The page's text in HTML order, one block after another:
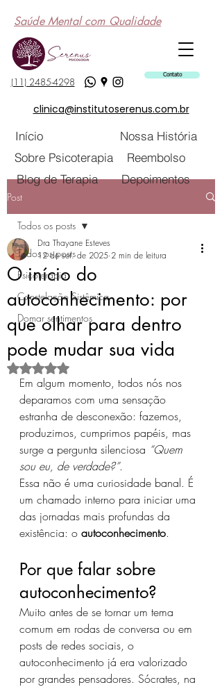
Saúde Mental com Qualidade
(11) 2485-4298
Contato
clinica@institutoserenus.com.br
Início
Sobre Psicoterapia
Blog de Terapia
Nossa História
Reembolso
Depoimentos
Post
Todos os posts
Psicoterapia
Constelação Sistêmica
Domar sentimentos
Todos os posts
O início do
autoconhecimento: por
que olhar para dentro
pode mudar sua vida
Dra Thayane Esteves
12 de set. de 2025 2 min de leitura
Avaliado com NaN de 5 estrelas.
Em algum momento, todos nós nos
deparamos com uma sensação
estranha de desconexão: fazemos,
produzimos, cumprimos papéis, mas
surge a pergunta silenciosa “Quem
sou eu, de verdade?”.
Essa não é uma curiosidade banal. É
um chamado interno para iniciar uma
das jornadas mais profundas da
existência: o autoconhecimento.
Por que falar sobre
autoconhecimento?
Muito antes de se tornar um tema
comum em rodas de conversa ou em
posts de redes sociais, o
autoconhecimento já era valorizado
por grandes pensadores. Sócrates, na